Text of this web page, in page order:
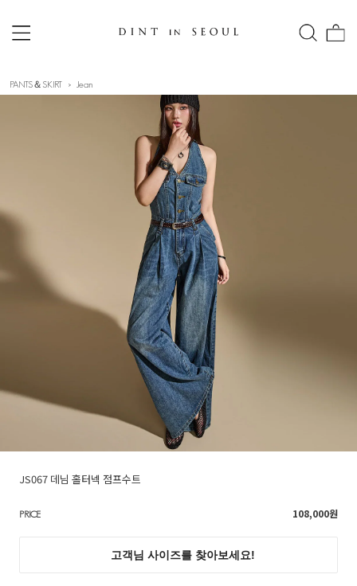
PANTS＆SKIRT Jean
JS067 데님 홀터넥 점프수트
PRICE 108,000원